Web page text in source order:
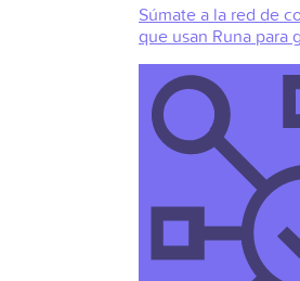
Súmate a la red de
que usan Runa para